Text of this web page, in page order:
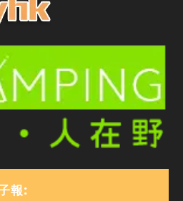
報: